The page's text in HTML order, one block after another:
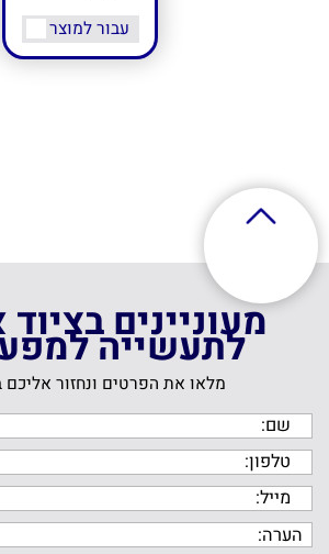
עבור למוצר
מעוניינים בציוד
לתעשייה
מלאו את הפרטים ונחזור אליכם